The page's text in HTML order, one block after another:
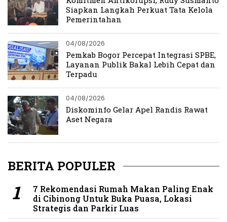
Siapkan Langkah Perkuat Tata Kelola
Pemerintahan
04/08/2026
Pemkab Bogor Percepat Integrasi SPBE,
Layanan Publik Bakal Lebih Cepat dan
Terpadu
04/08/2026
Diskominfo Gelar Apel Randis Rawat
Aset Negara
BERITA POPULER
7 Rekomendasi Rumah Makan Paling Enak
di Cibinong Untuk Buka Puasa, Lokasi
Strategis dan Parkir Luas